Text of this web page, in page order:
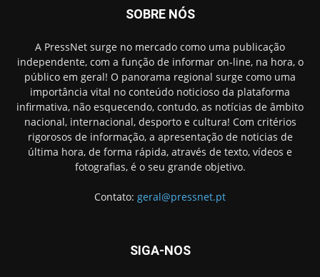
SOBRE NÓS
A PressNet surge no mercado como uma publicação
independente, com a função de informar on-line, na hora, o
público em geral! O panorama regional surge como uma
importância vital no conteúdo noticioso da plataforma
infirmativa, não esquecendo, contudo, as notícias de âmbito
nacional, internacional, desporto e cultura! Com critérios
rigorosos de informação, a apresentação de noticias de
última hora, de forma rápida, através de texto, vídeos e
fotografias, é o seu grande objetivo.
Contato: geral@pressnet.pt
SIGA-NOS